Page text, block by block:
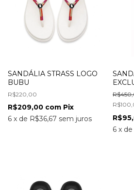
SANDÁLIA STRASS LOGO
BUBU
R$220,00
6 x de R$36,67 sem juros
R$209,00 com Pix
6 x de